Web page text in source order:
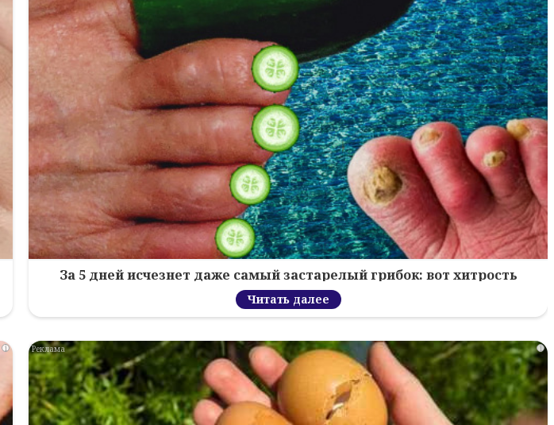
За 5 дней исчезнет даже самый застарелый грибок: вот хитрость
Читать далее
i i